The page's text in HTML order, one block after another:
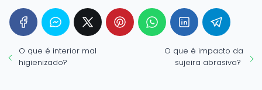
O que é interior mal
higienizado?
O que é impacto da
sujeira abrasiva?